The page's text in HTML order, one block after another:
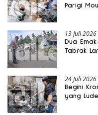
Parigi
13 Juli 2026
Dua
Tabrak
24 Juli 2026
Begini
yang